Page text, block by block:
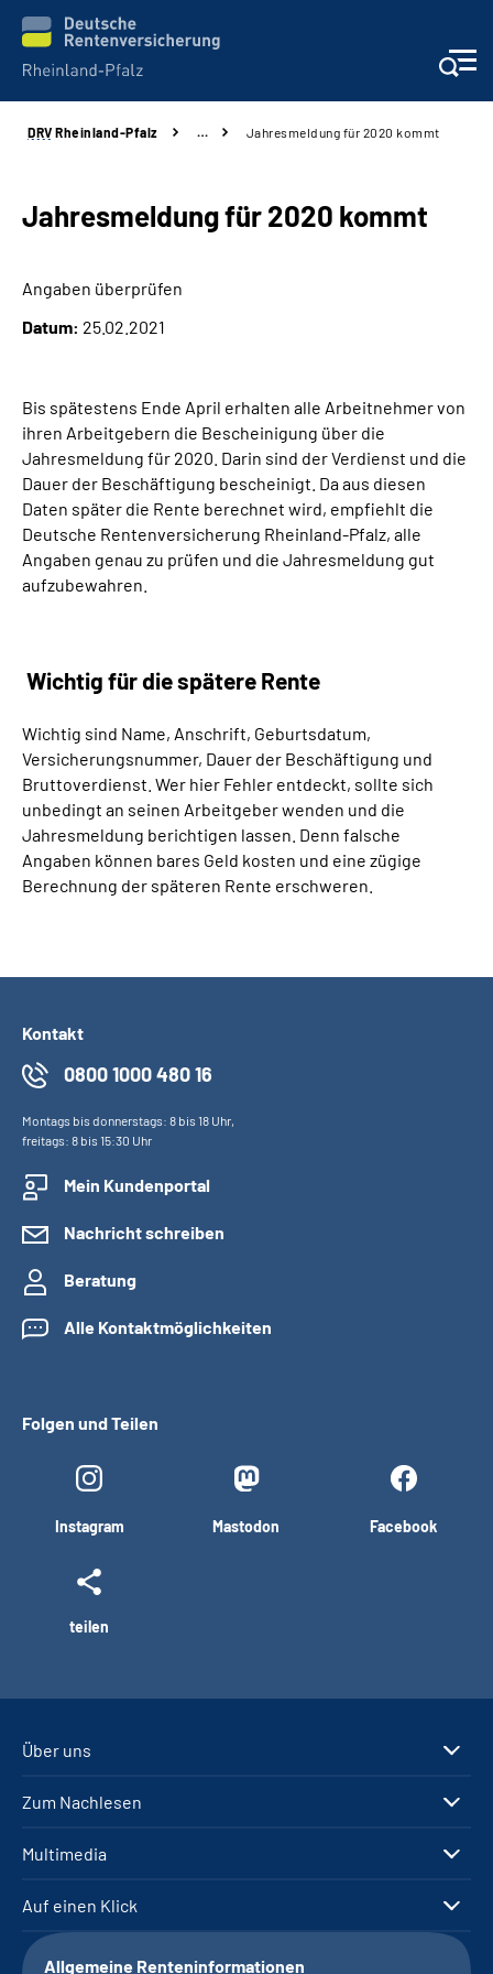
Unsere Leistungen
Beratung
Karriere
Über uns
Inhalte in Gebärdensprache (DGS)
Leichte Sprache
Mein Kundenportal
DRV Rheinland-Pfalz … Jahresmeldung für 2020 kommt
Jahresmeldung für 2020 kommt
Angaben überprüfen
Datum: 25.02.2021
Bis spätestens Ende April erhalten alle Arbeitnehmer von
ihren Arbeitgebern die Bescheinigung über die
Jahresmeldung für 2020. Darin sind der Verdienst und die
Dauer der Beschäftigung bescheinigt. Da aus diesen
Daten später die Rente berechnet wird, empfiehlt die
Deutsche Rentenversicherung Rheinland-Pfalz, alle
Angaben genau zu prüfen und die Jahresmeldung gut
aufzubewahren.
Wichtig für die spätere Rente
Wichtig sind Name, Anschrift, Geburtsdatum,
Versicherungsnummer, Dauer der Beschäftigung und
Bruttoverdienst. Wer hier Fehler entdeckt, sollte sich
unbedingt an seinen Arbeitgeber wenden und die
Jahresmeldung berichtigen lassen. Denn falsche
Angaben können bares Geld kosten und eine zügige
Berechnung der späteren Rente erschweren.
Kontakt
0800 1000 480 16
Montags bis donnerstags: 8 bis 18 Uhr,
freitags: 8 bis 15:30 Uhr
Mein Kundenportal
Nachricht schreiben
Beratung
Alle Kontaktmöglichkeiten
Folgen und Teilen
Instagram Mastodon Facebook
teilen
Über uns
Zum Nachlesen
Multimedia
Auf einen Klick
Allgemeine Renteninformationen